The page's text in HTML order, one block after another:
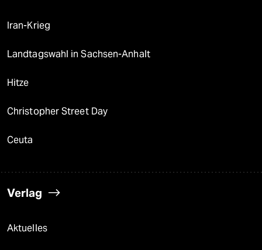
Iran-Krieg
Landtagswahl in Sachsen-Anhalt
Hitze
Christopher Street Day
Ceuta
Verlag
Aktuelles